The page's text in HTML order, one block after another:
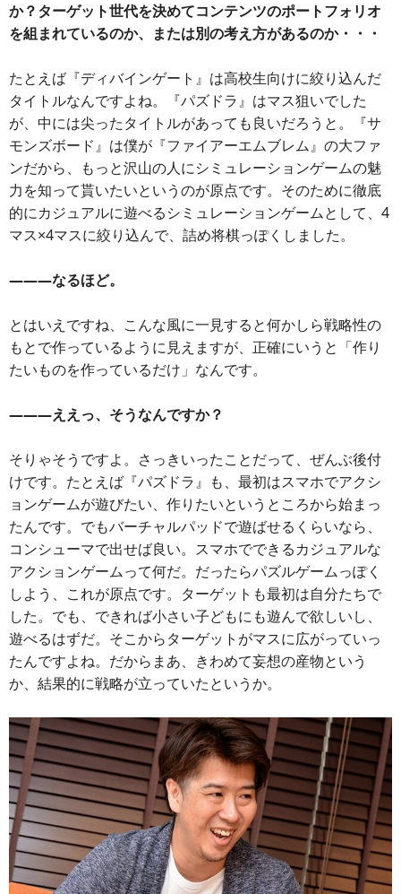
か？ターゲット世代を決めてコンテンツのポートフォリオ
を組まれているのか、または別の考え方があるのか・・・
たとえば『ディバインゲート』は高校生向けに絞り込んだ
タイトルなんですよね。『パズドラ』はマス狙いでした
が、中には尖ったタイトルがあっても良いだろうと。『サ
モンズボード』は僕が『ファイアーエムブレム』の大ファ
ンだから、もっと沢山の人にシミュレーションゲームの魅
力を知って貰いたいというのが原点です。そのために徹底
的にカジュアルに遊べるシミュレーションゲームとして、4
マス×4マスに絞り込んで、詰め将棋っぽくしました。
―――なるほど。
とはいえですね、こんな風に一見すると何かしら戦略性の
もとで作っているように見えますが、正確にいうと「作り
たいものを作っているだけ」なんです。
―――ええっ、そうなんですか？
そりゃそうですよ。さっきいったことだって、ぜんぶ後付
けです。たとえば『パズドラ』も、最初はスマホでアクシ
ョンゲームが遊びたい、作りたいというところから始まっ
たんです。でもバーチャルパッドで遊ばせるくらいなら、
コンシューマで出せば良い。スマホでできるカジュアルな
アクションゲームって何だ。だったらパズルゲームっぽく
しよう、これが原点です。ターゲットも最初は自分たちで
した。でも、できれば小さい子どもにも遊んで欲しいし、
遊べるはずだ。そこからターゲットがマスに広がっていっ
たんですよね。だからまあ、きわめて妄想の産物という
か、結果的に戦略が立っていたというか。